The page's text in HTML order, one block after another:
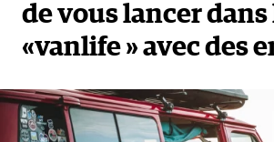
de vous lancer dans
«vanlife » avec des